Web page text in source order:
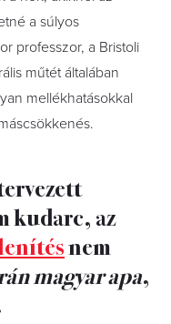
a súlyos
professzor, a Bristoli
műtét általában
mellékhatásokkal
kudarc, az
nem
magyar apa,